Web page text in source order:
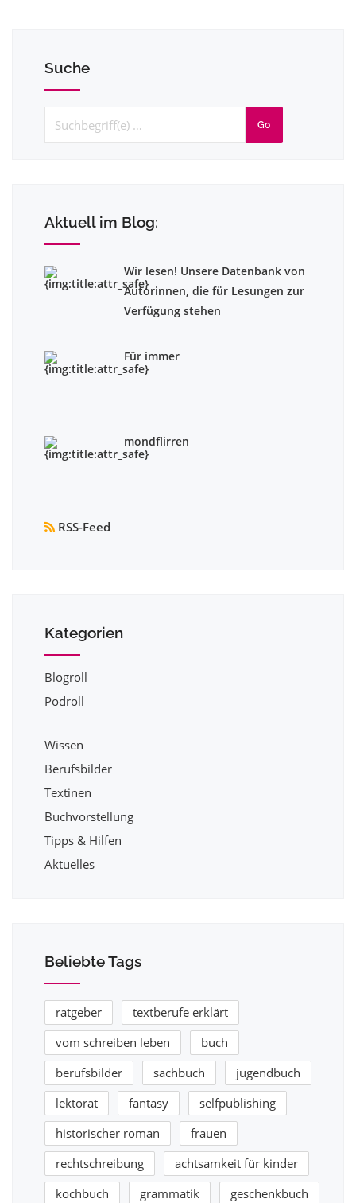
Suche
Go
Aktuell im Blog:
Wir lesen! Unsere Datenbank von
Autorinnen, die für Lesungen zur
Verfügung stehen
Für immer
mondflirren
RSS-Feed
Kategorien
Blogroll
Podroll
Wissen
Berufsbilder
Textinen
Buchvorstellung
Tipps & Hilfen
Aktuelles
Beliebte Tags
ratgeber
textberufe erklärt
vom schreiben leben
buch
berufsbilder
sachbuch
jugendbuch
lektorat
fantasy
selfpublishing
historischer roman
frauen
rechtschreibung
achtsamkeit für kinder
kochbuch
grammatik
geschenkbuch